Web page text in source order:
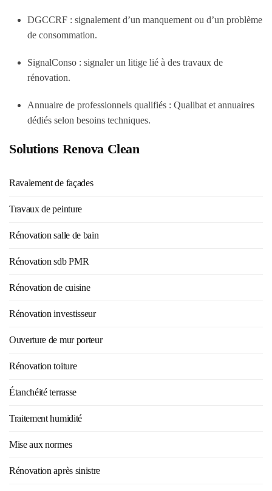
DGCCRF : signalement d’un manquement ou d’un problème
de consommation.
SignalConso : signaler un litige lié à des travaux de
rénovation.
Annuaire de professionnels qualifiés : Qualibat et annuaires
dédiés selon besoins techniques.
Solutions Renova Clean
Ravalement de façades
Travaux de peinture
Rénovation salle de bain
Rénovation sdb PMR
Rénovation de cuisine
Rénovation investisseur
Ouverture de mur porteur
Rénovation toiture
Étanchéité terrasse
Traitement humidité
Mise aux normes
Rénovation après sinistre